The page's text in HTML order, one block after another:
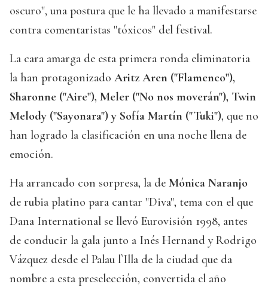
oscuro", una postura que le ha llevado a manifestarse
contra comentaristas "tóxicos" del festival.
La cara amarga de esta primera ronda eliminatoria
la han protagonizado Aritz Aren ("Flamenco"),
Sharonne ("Aire"), Meler ("No nos moverán"), Twin
Melody ("Sayonara") y Sofía Martín ("Tuki"), que no
han logrado la clasificación en una noche llena de
emoción.
Ha arrancado con sorpresa, la de Mónica Naranjo
de rubia platino para cantar "Diva", tema con el que
Dana International se llevó Eurovisión 1998, antes
de conducir la gala junto a Inés Hernand y Rodrigo
Vázquez desde el Palau l`Illa de la ciudad que da
nombre a esta preselección, convertida el año